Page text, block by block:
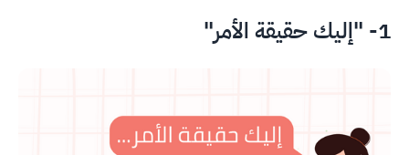
1- "إليك حقيقة الأمر"